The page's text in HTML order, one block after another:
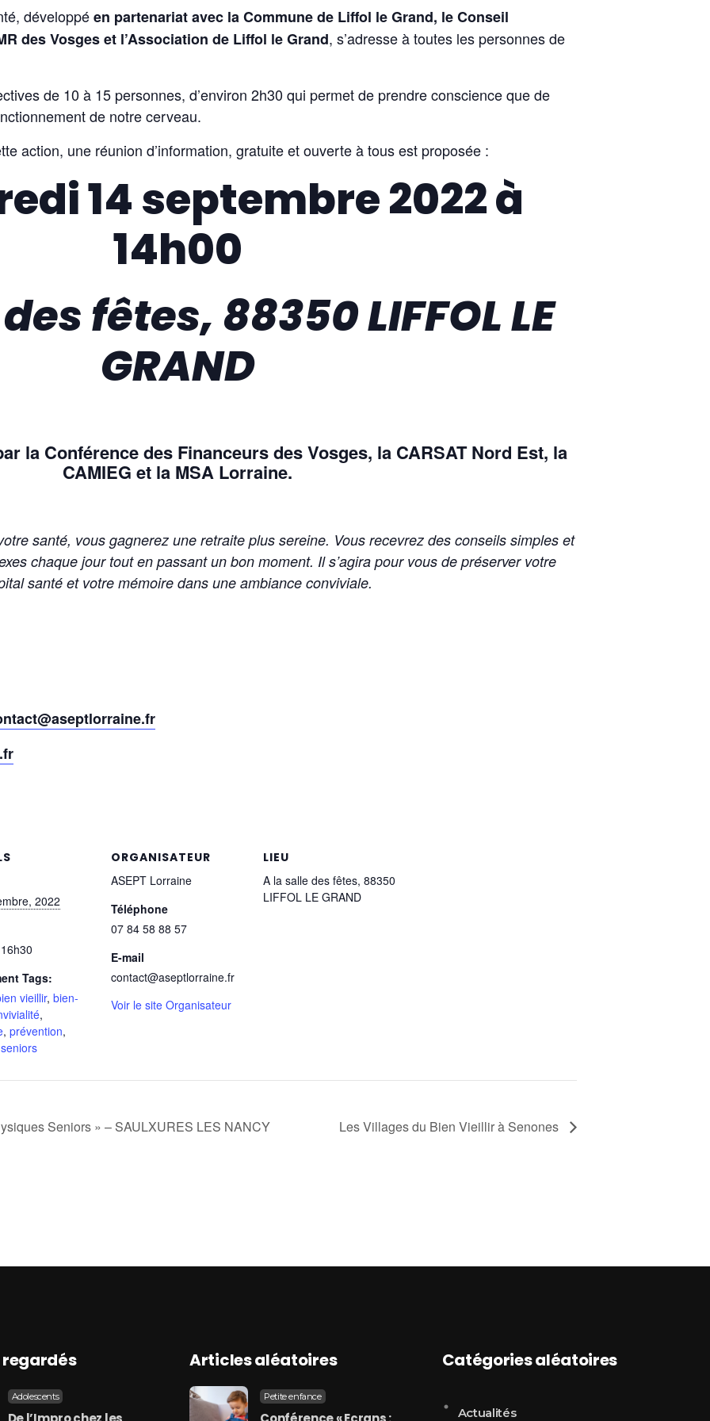
développéen partenariat avec la Commune de Liffol le Grand, le Conseil
des Vosges et l’Association de Liffol le Grand, s’adresse à toutes les personnes de
de 10 à 15 personnes, d’environ 2h30 qui permet de prendre conscience que de
de notre cerveau.
action, une réunion d’information, gratuite et ouverte à tous est proposée :
14 septembre 2022 à
14h00
fêtes, 88350 LIFFOL LE
GRAND
la Conférence des Financeurs des Vosges, la CARSAT Nord Est, la
CAMIEG et la MSA Lorraine.
santé, vous gagnerez une retraite plus sereine. Vous recevrez des conseils simples et
chaque jour tout en passant un bon moment. Il s’agira pour vous de préserver votre
santé et votre mémoire dans une ambiance conviviale.
2022
Tags:
vieillir, bien-
,
, prévention,
seniors
ORGANISATEUR
ASEPT Lorraine
Téléphone
07 84 58 88 57
E-mail
contact@aseptlorraine.fr
Voir le site Organisateur
LIEU
A la salle des fêtes, 88350
LIFFOL LE GRAND
Seniors » – SAULXURES LES NANCY Les Villages du Bien Vieillir à Senones
regardés
Adolescents
Articles aléatoires
Petite enfance
Catégories aléatoires
Actualités